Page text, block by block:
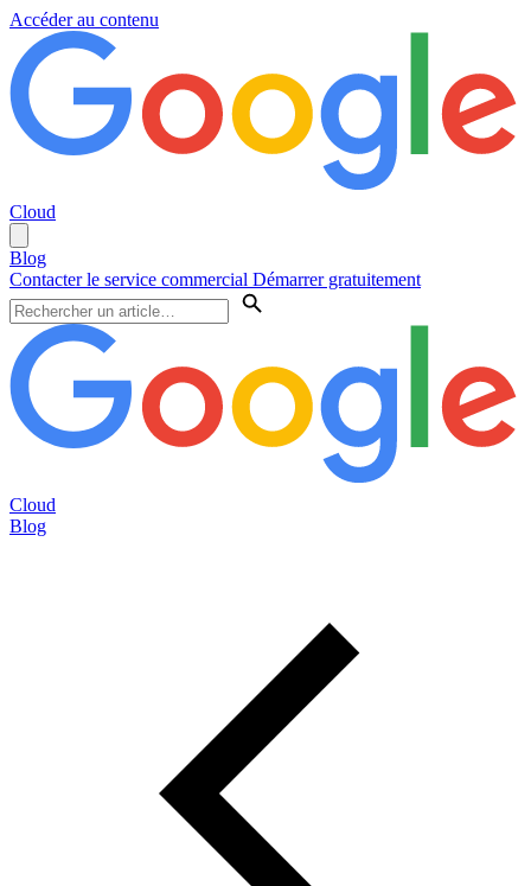
Accéder au contenu
Cloud
Blog
Contacter le service commercial Démarrer gratuitement
Cloud
Blog